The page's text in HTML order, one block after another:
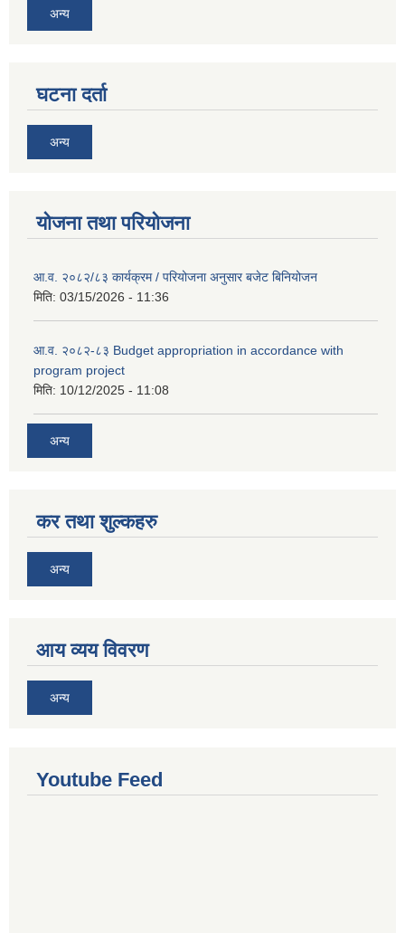
अन्य
घटना दर्ता
अन्य
योजना तथा परियोजना
आ.व. २०८२/८३ कार्यक्रम / परियोजना अनुसार बजेट बिनियोजन
मिति: 03/15/2026 - 11:36
आ.व. २०८२-८३ Budget appropriation in accordance with
program project
मिति: 10/12/2025 - 11:08
अन्य
कर तथा शुल्कहरु
अन्य
आय व्यय विवरण
अन्य
Youtube Feed